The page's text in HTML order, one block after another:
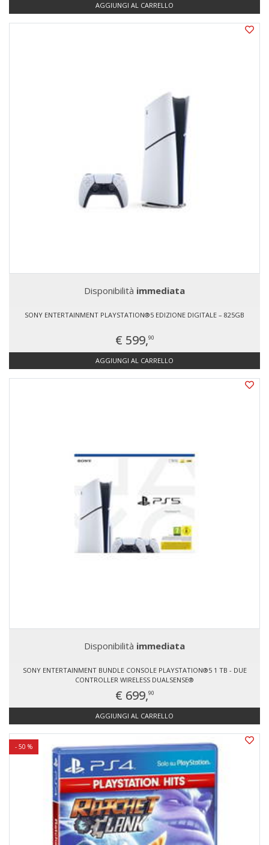
AGGIUNGI AL CARRELLO
Disponibilità immediata
SONY ENTERTAINMENT PLAYSTATION®5 EDIZIONE DIGITALE – 825GB
€ 599,90
AGGIUNGI AL CARRELLO
Disponibilità immediata
SONY ENTERTAINMENT BUNDLE CONSOLE PLAYSTATION®5 1 TB - DUE
CONTROLLER WIRELESS DUALSENSE®
€ 699,90
AGGIUNGI AL CARRELLO
- 50 %